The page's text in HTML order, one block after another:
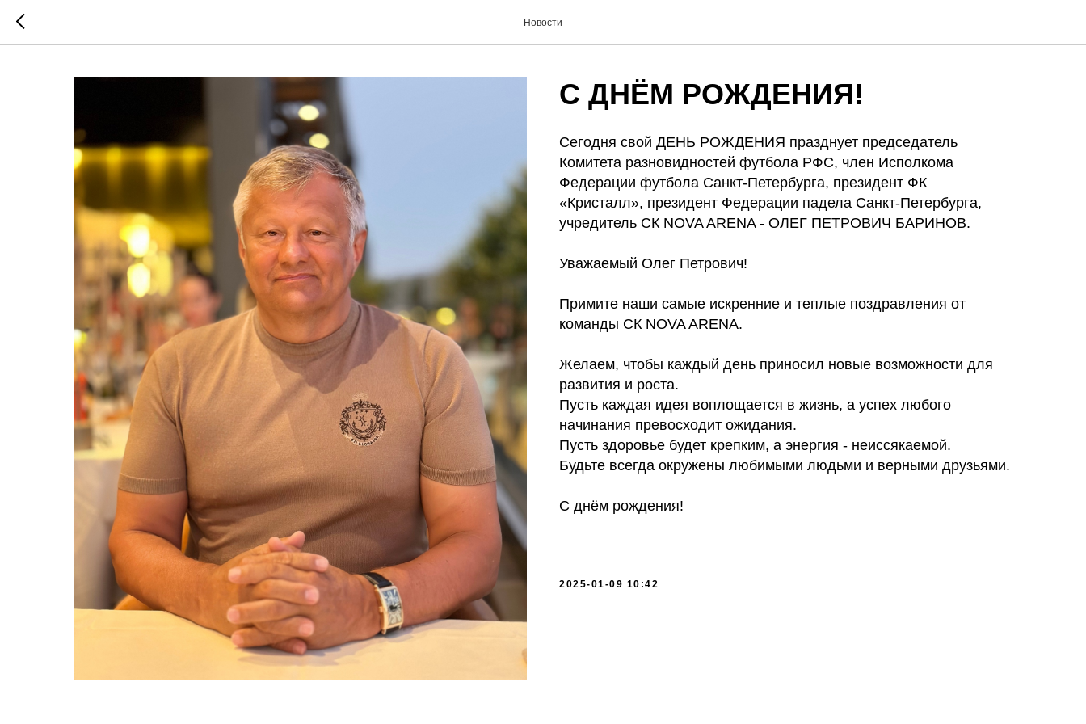
Новости
С ДНЁМ РОЖДЕНИЯ!
Сегодня свой ДЕНЬ РОЖДЕНИЯ празднует председатель
Комитета разновидностей футбола РФС, член Исполкома
Федерации футбола Санкт-Петербурга, президент ФК
«Кристалл», президент Федерации падела Санкт-Петербурга,
учредитель СК NOVA ARENA - ОЛЕГ ПЕТРОВИЧ БАРИНОВ.
Уважаемый Олег Петрович!
Примите наши самые искренние и теплые поздравления от
команды СК NOVA ARENA.
Желаем, чтобы каждый день приносил новые возможности для
развития и роста.
Пусть каждая идея воплощается в жизнь, а успех любого
начинания превосходит ожидания.
Пусть здоровье будет крепким, а энергия - неиссякаемой.
Будьте всегда окружены любимыми людьми и верными друзьями.
С днём рождения!
2025-01-09 10:42